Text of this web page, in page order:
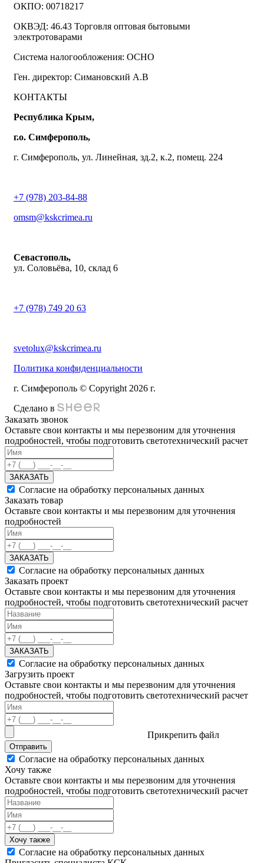
ОКПО: 00718217
ОКВЭД: 46.43 Торговля оптовая бытовыми
электротоварами
Система налогообложения: ОСНО
Ген. директор: Симановский А.В
КОНТАКТЫ
Республика Крым,
г.о. Симферополь,
г. Симферополь, ул. Линейная, зд.2, к.2, помещ. 224
+7 (978) 203-84-88
omsm@kskcrimea.ru
Севастополь,
ул. Соловьёва, 10, склад 6
+7 (978) 749 20 63
svetolux@kskcrimea.ru
Политика конфиденциальности
г. Симферополь © Copyright 2026 г.
Сделано в
Заказать звонок
Оставьте свои контакты и мы перезвоним для уточнения
подробностей, чтобы подготовить светотехнический расчет
ЗАКАЗАТЬ
Согласие на обработку персональных данных
Заказать товар
Оставьте свои контакты и мы перезвоним для уточнения
подробностей
ЗАКАЗАТЬ
Согласие на обработку персональных данных
Заказать проект
Оставьте свои контакты и мы перезвоним для уточнения
подробностей, чтобы подготовить светотехнический расчет
ЗАКАЗАТЬ
Согласие на обработку персональных данных
Загрузить проект
Оставьте свои контакты и мы перезвоним для уточнения
подробностей, чтобы подготовить светотехнический расчет
Прикрепить файл
Отправить
Согласие на обработку персональных данных
Хочу также
Оставьте свои контакты и мы перезвоним для уточнения
подробностей, чтобы подготовить светотехнический расчет
Хочу также
Согласие на обработку персональных данных